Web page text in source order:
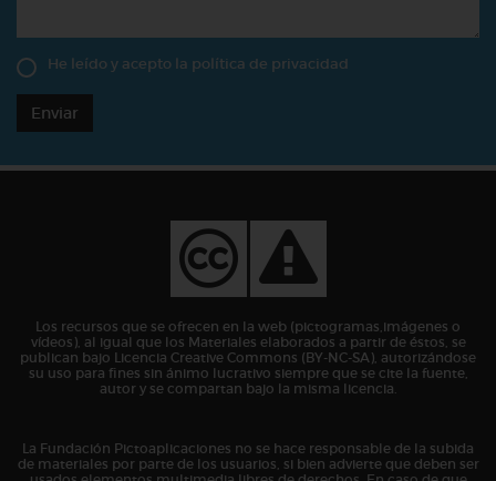
He leído y acepto la política de privacidad
Enviar
Los recursos que se ofrecen en la web (pictogramas,imágenes o
vídeos), al igual que los Materiales elaborados a partir de éstos, se
publican bajo Licencia Creative Commons (BY-NC-SA), autorizándose
su uso para fines sin ánimo lucrativo siempre que se cite la fuente,
autor y se compartan bajo la misma licencia.
La Fundación Pictoaplicaciones no se hace responsable de la subida
de materiales por parte de los usuarios, si bien advierte que deben ser